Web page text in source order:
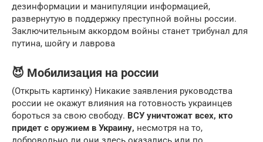
дезинформации и манипуляции информацией,
развернутую в поддержку преступной войны россии.
Заключительным аккордом войны станет трибунал для
путина, шойгу и лаврова
😈 Мобилизация на россии
(Открыть картинку) Никакие заявления руководства
россии не окажут влияния на готовность украинцев
бороться за свою свободу. ВСУ уничтожат всех, кто
придет с оружием в Украину, несмотря на то,